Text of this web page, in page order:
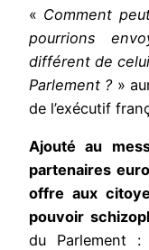
« Comment
pourrions
différent de
Parlement ?»
de l’exécutif
Ajouté au
partenaires
offre aux
pouvoir
du Parlement